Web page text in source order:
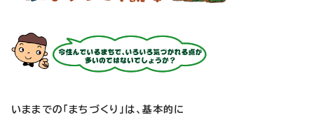
いままでの「まちづくり」は、基本的に